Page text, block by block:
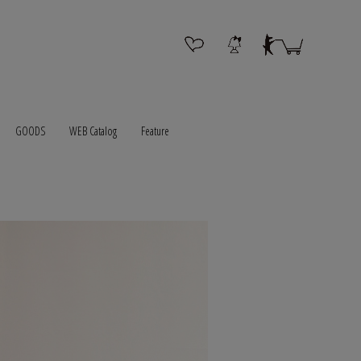
GOODS WEB Catalog Feature